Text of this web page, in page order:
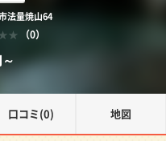
法量焼山64
（0）
口コミ(0) 地図